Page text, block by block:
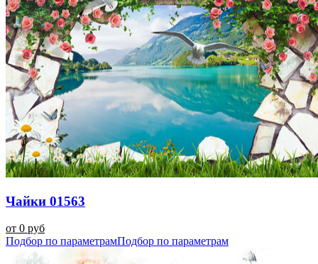
Чайки 01563
от 0 руб
Подбор по параметрамПодбор по параметрам